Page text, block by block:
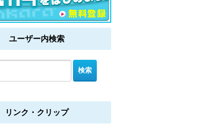
ユーザー内検索
リンク・クリップ